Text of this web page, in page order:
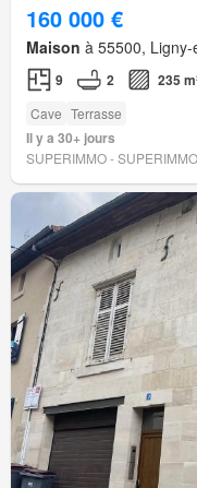
160 000 €
Maison à 55500,
9 2 235
Cave Terrasse
Il y a 30+ jours
SUPERIMMO - SUPERIMMO